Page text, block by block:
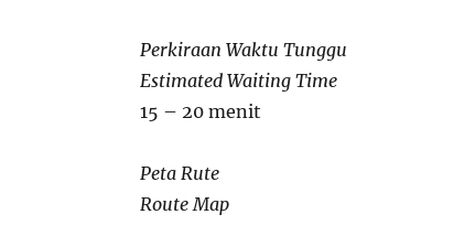
Perkiraan Waktu Tunggu
Estimated Waiting Time
15 – 20 menit
Peta Rute
Route Map